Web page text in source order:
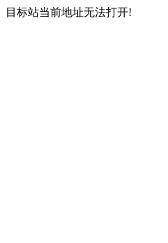
目标站当前地址无法打开!